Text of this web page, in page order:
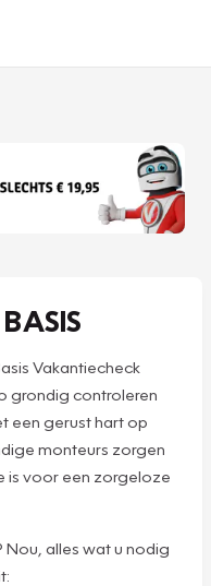
Vakantiecheck
grondig controleren
een gerust hart op
monteurs zorgen
is voor een zorgeloze
alles wat u nodig